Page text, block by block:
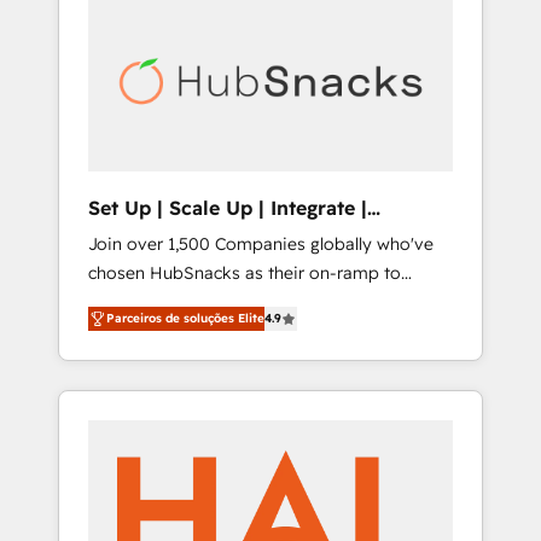
Set Up | Scale Up | Integrate |
HubSnacks FlexPlan
Join over 1,500 Companies globally who've
chosen HubSnacks as their on-ramp to
HubSpot since 2014 Simple pay-as-you-go
plans that accelerate value... 1️⃣ Set Up |
Onboarding New or Check-fixing existing
HubSpot portals 2️⃣ Scale Up | 100% HubSpot
Integrate | your entire Tech Stack with
API Integration project... ⬅️ Click "Contact
Business" ⬅️ to access 150+ Kickstart
Parceiros de soluções Elite4.9